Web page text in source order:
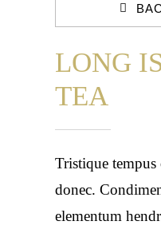
LONG
TEA
Tristique
donec.
elementum